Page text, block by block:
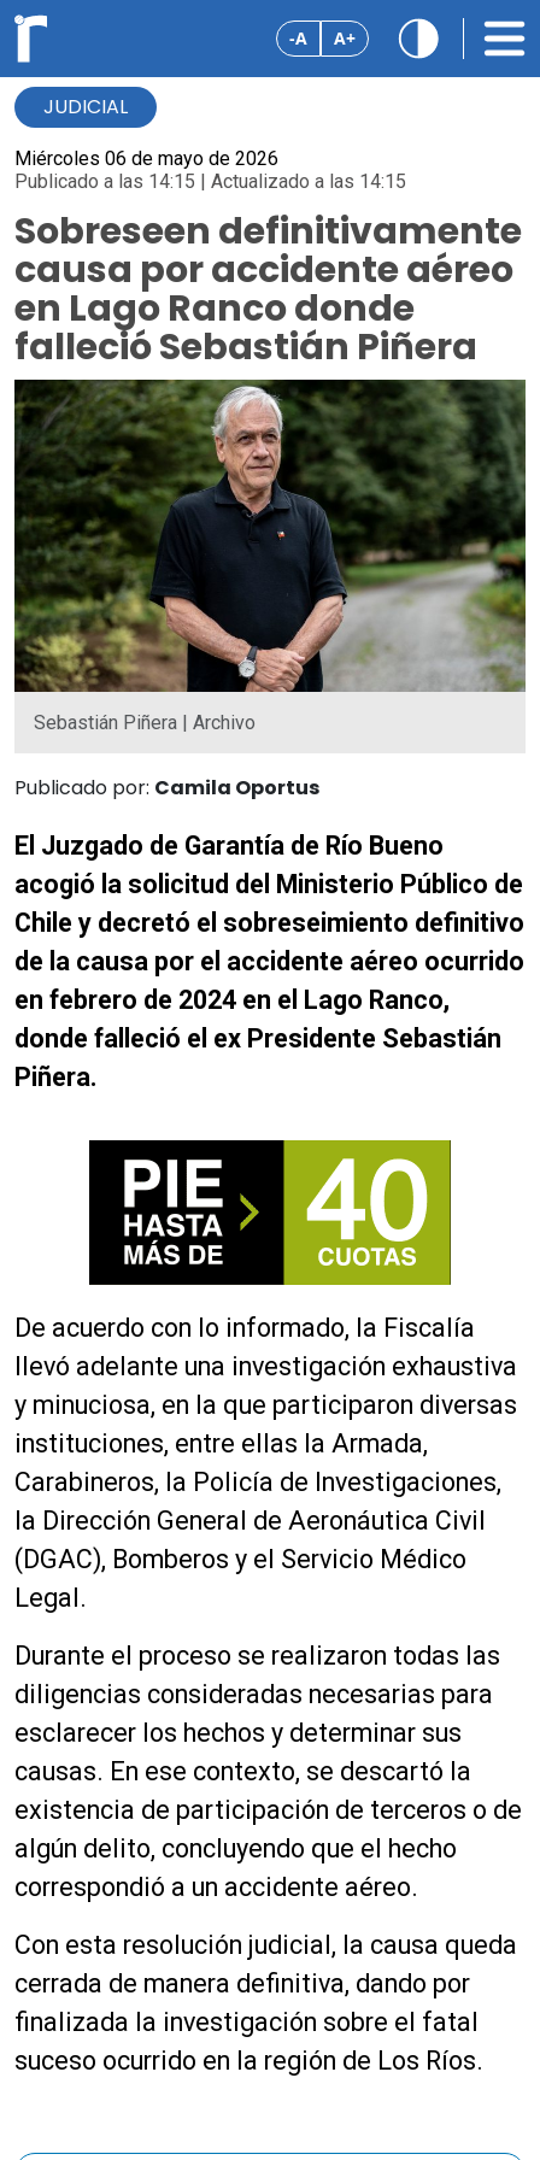
-A A+
JUDICIAL
Miércoles 06 de mayo de 2026
Publicado a las 14:15 | Actualizado a las 14:15
Sobreseen definitivamente
causa por accidente aéreo
en Lago Ranco donde
falleció Sebastián Piñera
Sebastián Piñera | Archivo
Publicado por: Camila Oportus
El Juzgado de Garantía de Río Bueno
acogió la solicitud del Ministerio Público de
Chile y decretó el sobreseimiento definitivo
de la causa por el accidente aéreo ocurrido
en febrero de 2024 en el Lago Ranco,
donde falleció el ex Presidente Sebastián
Piñera.
De acuerdo con lo informado, la Fiscalía
llevó adelante una investigación exhaustiva
y minuciosa, en la que participaron diversas
instituciones, entre ellas la Armada,
Carabineros, la Policía de Investigaciones,
la Dirección General de Aeronáutica Civil
(DGAC), Bomberos y el Servicio Médico
Legal.
Durante el proceso se realizaron todas las
diligencias consideradas necesarias para
esclarecer los hechos y determinar sus
causas. En ese contexto, se descartó la
existencia de participación de terceros o de
algún delito, concluyendo que el hecho
correspondió a un accidente aéreo.
Con esta resolución judicial, la causa queda
cerrada de manera definitiva, dando por
finalizada la investigación sobre el fatal
suceso ocurrido en la región de Los Ríos.